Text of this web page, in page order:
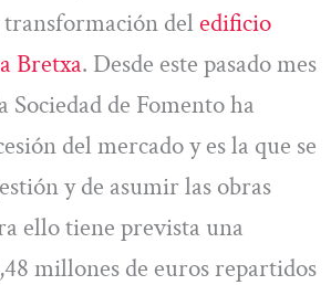
del edificio
Bretxa. Desde este pasado mes
Sociedad de Fomento ha
del mercado y es la que se
y de asumir las obras
ello tiene prevista una
millones de euros repartidos